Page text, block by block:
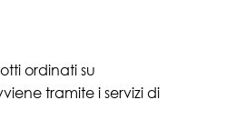
ordinati su
tramite i servizi di